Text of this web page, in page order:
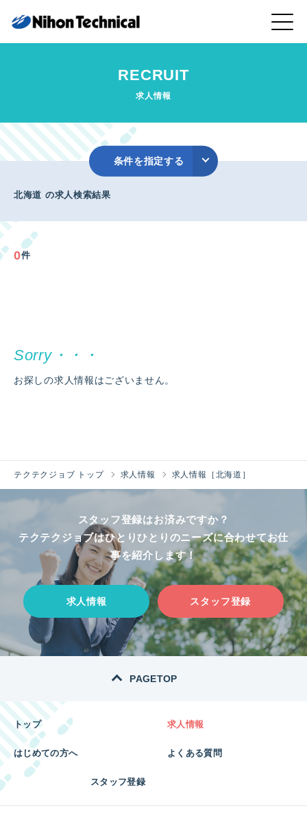
RECRUIT
求人情報
条件を指定する
北海道 の求人検索結果
0件
お探しの求人情報はございません。
テクテクジョブ トップ 求人情報 求人情報［北海道］
スタッフ登録はお済みですか？
テクテクジョブはひとりひとりのニーズに合わせてお仕
事を紹介します！
求人情報 スタッフ登録
PAGETOP
トップ 求人情報
はじめての方へ よくある質問
スタッフ登録